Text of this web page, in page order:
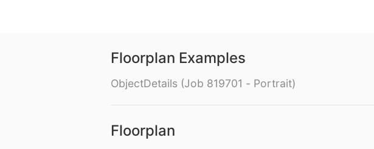
Floorplan Examples
ObjectDetails (Job 819701 - Portrait)
Floorplan